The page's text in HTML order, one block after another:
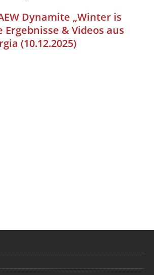
Dynamite „Winter is
Ergebnisse & Videos aus
(10.12.2025)